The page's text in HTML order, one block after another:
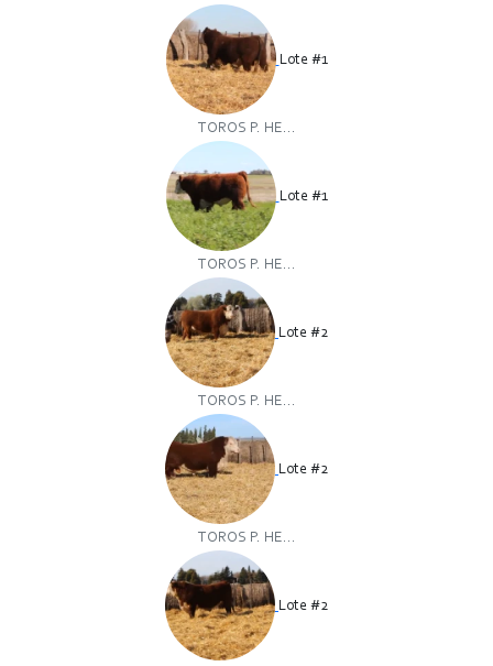
Lote #1
TOROS P. HE...
Lote #1
TOROS P. HE...
Lote #2
TOROS P. HE...
Lote #2
TOROS P. HE...
Lote #2